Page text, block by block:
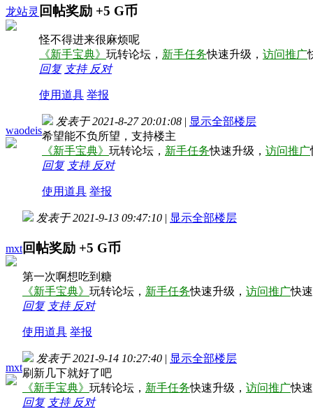
龙站灵 回帖奖励 +5 G币
怪不得进来很麻烦呢
《新手宝典》 玩转论坛， 新手任务快速升级， 访问推广
回复 支持 反对
使用道具 举报
waodeis
发表于 2021-8-27 20:01:08 | 显示全部楼层
希望能不负所望，支持楼主
《新手宝典》 玩转论坛， 新手任务快速升级， 访问推广
回复 支持 反对
使用道具 举报
mxt
发表于 2021-9-13 09:47:10 | 显示全部楼层
回帖奖励 +5 G币
第一次啊想吃到糖
《新手宝典》 玩转论坛， 新手任务快速升级， 访问推广快
回复 支持 反对
使用道具 举报
mxt
发表于 2021-9-14 10:27:40 | 显示全部楼层
刷新几下就好了吧
《新手宝典》 玩转论坛， 新手任务快速升级， 访问推广快
回复 支持 反对